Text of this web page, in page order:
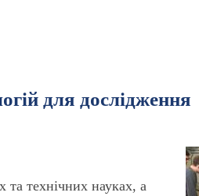
для дослідження
технічних науках, а